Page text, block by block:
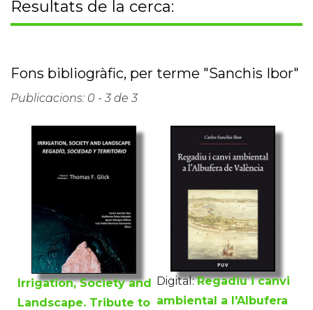
Resultats de la cerca:
Fons bibliogràfic, per terme "Sanchis Ibor"
Publicacions: 0 - 3 de 3
Irrigation, Society and
Landscape. Tribute to
Digital: Regadiu i canvi
ambiental a l'Albufera